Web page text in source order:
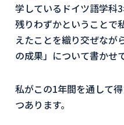
学しているドイツ語学科
残りわずかということで
えたことを織り交ぜなが
の成果」について書かせ
私がこの1年間を通して
つあります。